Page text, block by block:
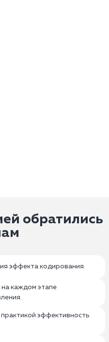
обратились
эффекта кодирования.
каждом этапе
эффективность